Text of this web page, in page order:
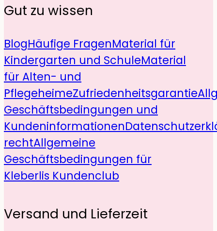
Gut zu wissen
BlogHäufige FragenMaterial für
Kindergarten und SchuleMaterial
für Alten- und
PflegeheimeZufriedenheitsgarantie
Geschäftsbedingungen und
Kundeninformationen
rechtAllgemeine
Geschäftsbedingungen für
Kleberlis Kundenclub
Versand und Lieferzeit